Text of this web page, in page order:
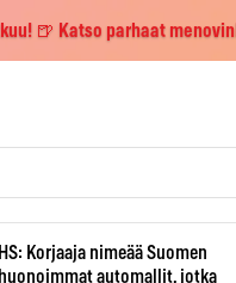
🍺 Katso parhaat
HS: Korjaaja nimeää Suomen
huonoimmat automallit, jotka